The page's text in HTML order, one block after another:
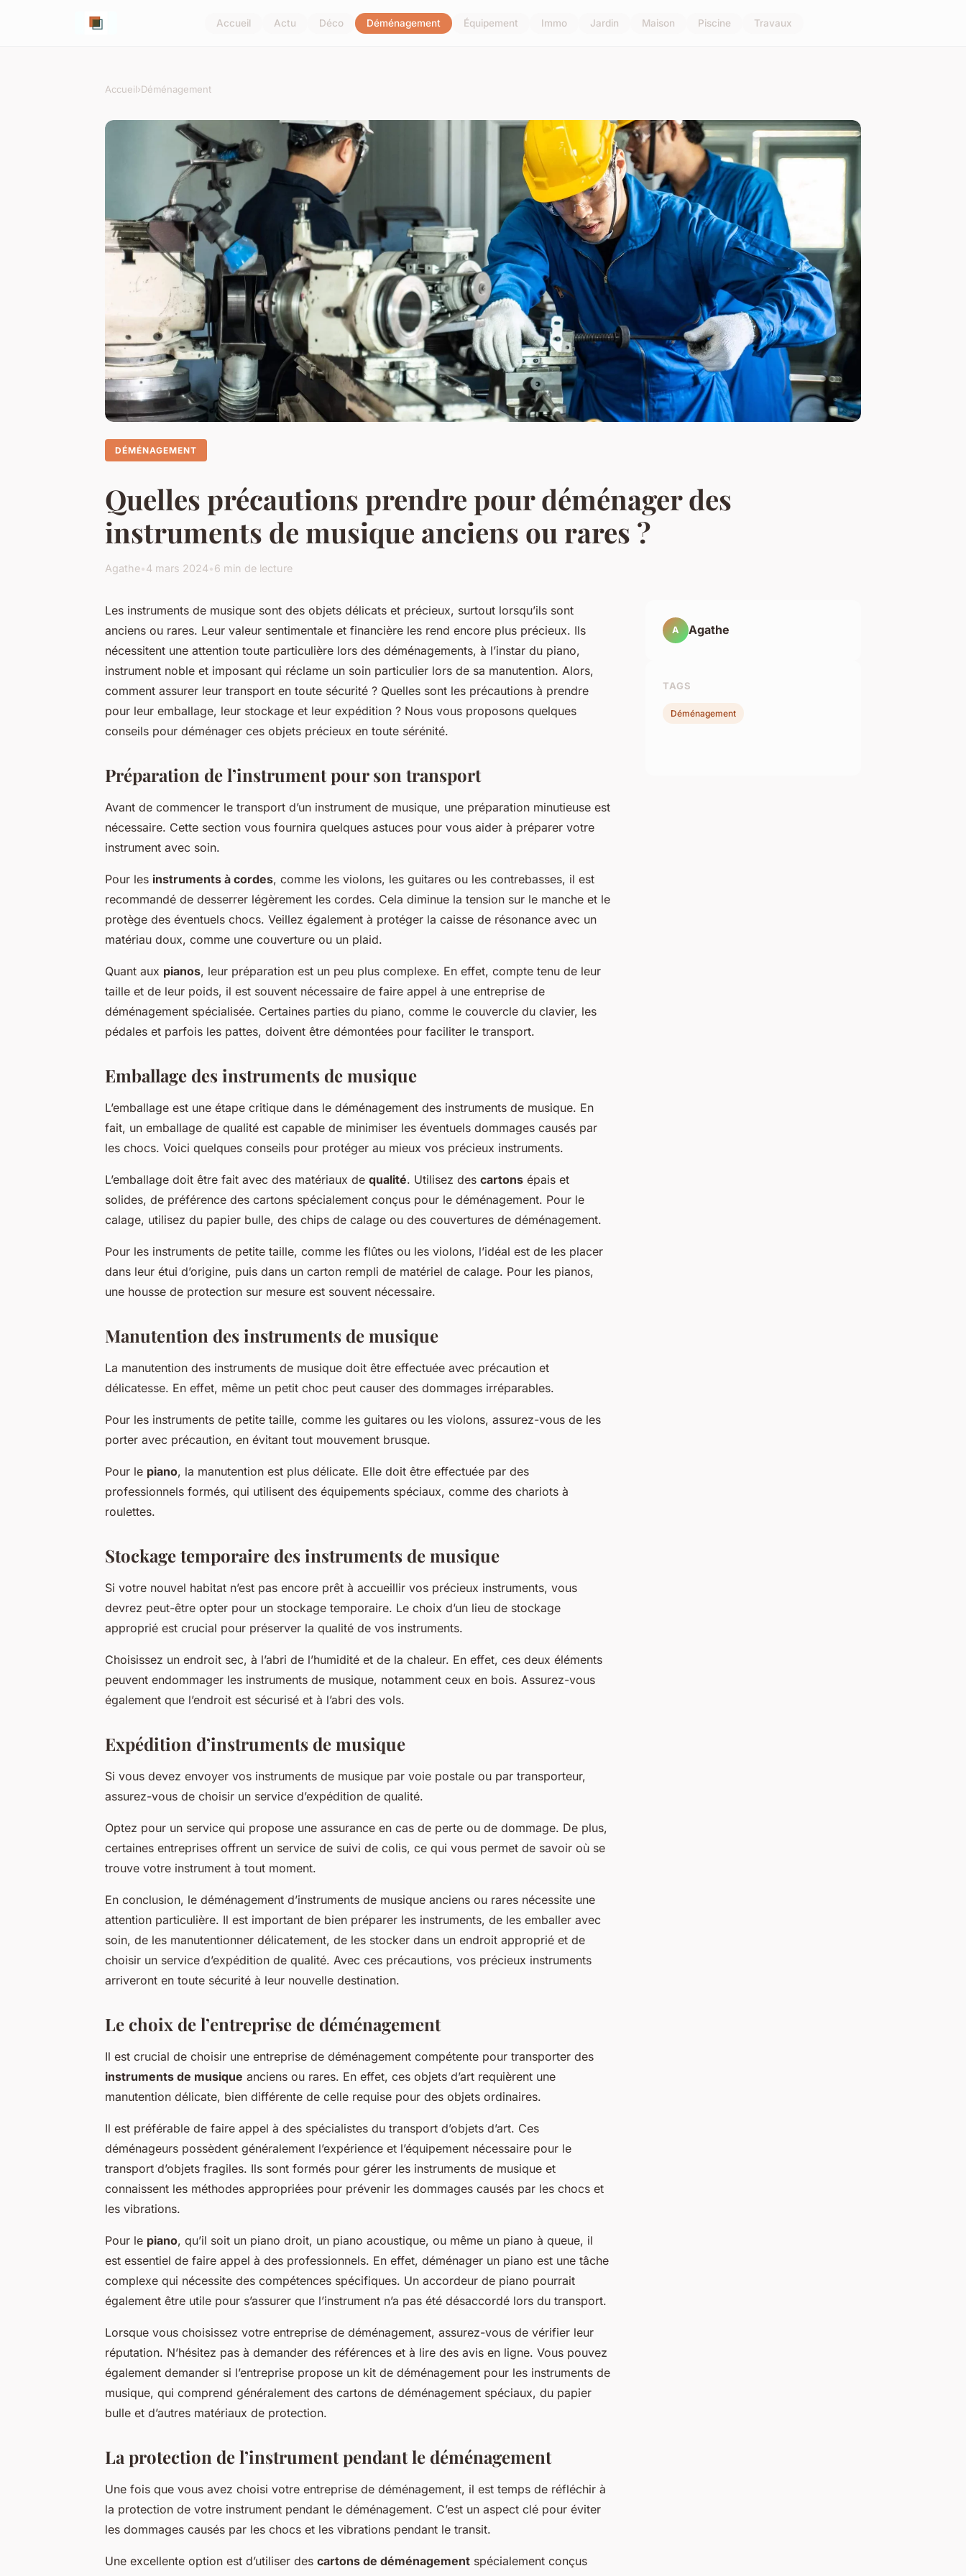
Accueil Actu Déco Déménagement Équipement Immo Jardin Maison Piscine Travaux
Accueil›Déménagement
DÉMÉNAGEMENT
Quelles précautions prendre pour déménager des
instruments de musique anciens ou rares ?
Agathe•4 mars 2024•6 min de lecture
Les instruments de musique sont des objets délicats et précieux, surtout lorsqu’ils sont
anciens ou rares. Leur valeur sentimentale et financière les rend encore plus précieux. Ils
nécessitent une attention toute particulière lors des déménagements, à l’instar du piano,
instrument noble et imposant qui réclame un soin particulier lors de sa manutention. Alors,
comment assurer leur transport en toute sécurité ? Quelles sont les précautions à prendre
pour leur emballage, leur stockage et leur expédition ? Nous vous proposons quelques
conseils pour déménager ces objets précieux en toute sérénité.
Préparation de l’instrument pour son transport
Avant de commencer le transport d’un instrument de musique, une préparation minutieuse est
nécessaire. Cette section vous fournira quelques astuces pour vous aider à préparer votre
instrument avec soin.
Pour les instruments à cordes, comme les violons, les guitares ou les contrebasses, il est
recommandé de desserrer légèrement les cordes. Cela diminue la tension sur le manche et le
protège des éventuels chocs. Veillez également à protéger la caisse de résonance avec un
matériau doux, comme une couverture ou un plaid.
Quant aux pianos, leur préparation est un peu plus complexe. En effet, compte tenu de leur
taille et de leur poids, il est souvent nécessaire de faire appel à une entreprise de
déménagement spécialisée. Certaines parties du piano, comme le couvercle du clavier, les
pédales et parfois les pattes, doivent être démontées pour faciliter le transport.
Emballage des instruments de musique
L’emballage est une étape critique dans le déménagement des instruments de musique. En
fait, un emballage de qualité est capable de minimiser les éventuels dommages causés par
les chocs. Voici quelques conseils pour protéger au mieux vos précieux instruments.
L’emballage doit être fait avec des matériaux de qualité. Utilisez des cartons épais et
solides, de préférence des cartons spécialement conçus pour le déménagement. Pour le
calage, utilisez du papier bulle, des chips de calage ou des couvertures de déménagement.
Pour les instruments de petite taille, comme les flûtes ou les violons, l’idéal est de les placer
dans leur étui d’origine, puis dans un carton rempli de matériel de calage. Pour les pianos,
une housse de protection sur mesure est souvent nécessaire.
Manutention des instruments de musique
La manutention des instruments de musique doit être effectuée avec précaution et
délicatesse. En effet, même un petit choc peut causer des dommages irréparables.
Pour les instruments de petite taille, comme les guitares ou les violons, assurez-vous de les
porter avec précaution, en évitant tout mouvement brusque.
Pour le piano, la manutention est plus délicate. Elle doit être effectuée par des
professionnels formés, qui utilisent des équipements spéciaux, comme des chariots à
roulettes.
Stockage temporaire des instruments de musique
Si votre nouvel habitat n’est pas encore prêt à accueillir vos précieux instruments, vous
devrez peut-être opter pour un stockage temporaire. Le choix d’un lieu de stockage
approprié est crucial pour préserver la qualité de vos instruments.
Choisissez un endroit sec, à l’abri de l’humidité et de la chaleur. En effet, ces deux éléments
peuvent endommager les instruments de musique, notamment ceux en bois. Assurez-vous
également que l’endroit est sécurisé et à l’abri des vols.
Expédition d’instruments de musique
Si vous devez envoyer vos instruments de musique par voie postale ou par transporteur,
assurez-vous de choisir un service d’expédition de qualité.
Optez pour un service qui propose une assurance en cas de perte ou de dommage. De plus,
certaines entreprises offrent un service de suivi de colis, ce qui vous permet de savoir où se
trouve votre instrument à tout moment.
En conclusion, le déménagement d’instruments de musique anciens ou rares nécessite une
attention particulière. Il est important de bien préparer les instruments, de les emballer avec
soin, de les manutentionner délicatement, de les stocker dans un endroit approprié et de
choisir un service d’expédition de qualité. Avec ces précautions, vos précieux instruments
arriveront en toute sécurité à leur nouvelle destination.
Le choix de l’entreprise de déménagement
Il est crucial de choisir une entreprise de déménagement compétente pour transporter des
instruments de musique anciens ou rares. En effet, ces objets d’art requièrent une
manutention délicate, bien différente de celle requise pour des objets ordinaires.
Il est préférable de faire appel à des spécialistes du transport d’objets d’art. Ces
déménageurs possèdent généralement l’expérience et l’équipement nécessaire pour le
transport d’objets fragiles. Ils sont formés pour gérer les instruments de musique et
connaissent les méthodes appropriées pour prévenir les dommages causés par les chocs et
les vibrations.
Pour le piano, qu’il soit un piano droit, un piano acoustique, ou même un piano à queue, il
est essentiel de faire appel à des professionnels. En effet, déménager un piano est une tâche
complexe qui nécessite des compétences spécifiques. Un accordeur de piano pourrait
également être utile pour s’assurer que l’instrument n’a pas été désaccordé lors du transport.
Lorsque vous choisissez votre entreprise de déménagement, assurez-vous de vérifier leur
réputation. N’hésitez pas à demander des références et à lire des avis en ligne. Vous pouvez
également demander si l’entreprise propose un kit de déménagement pour les instruments de
musique, qui comprend généralement des cartons de déménagement spéciaux, du papier
bulle et d’autres matériaux de protection.
La protection de l’instrument pendant le déménagement
Une fois que vous avez choisi votre entreprise de déménagement, il est temps de réfléchir à
la protection de votre instrument pendant le déménagement. C’est un aspect clé pour éviter
les dommages causés par les chocs et les vibrations pendant le transit.
Une excellente option est d’utiliser des cartons de déménagement spécialement conçus
A Agathe
TAGS
Déménagement